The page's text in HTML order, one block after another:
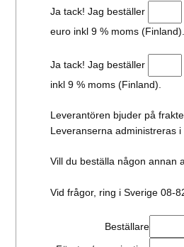
Ja tack! Jag beställer
euro inkl 9 % moms (Finland).
Ja tack! Jag beställer
inkl 9 % moms (Finland).
Leverantören bjuder på
Leveranserna administreras
Vill du beställa någon annan
Vid frågor, ring i Sverige 08-
Beställare